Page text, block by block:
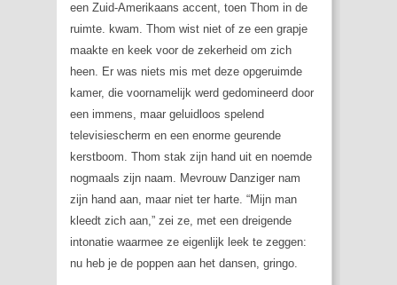
een Zuid-Amerikaans accent, toen Thom in de
ruimte. kwam. Thom wist niet of ze een grapje
maakte en keek voor de zekerheid om zich
heen. Er was niets mis met deze opgeruimde
kamer, die voornamelijk werd gedomineerd door
een immens, maar geluidloos spelend
televisiescherm en een enorme geurende
kerstboom. Thom stak zijn hand uit en noemde
nogmaals zijn naam. Mevrouw Danziger nam
zijn hand aan, maar niet ter harte. “Mijn man
kleedt zich aan,” zei ze, met een dreigende
intonatie waarmee ze eigenlijk leek te zeggen:
nu heb je de poppen aan het dansen, gringo.